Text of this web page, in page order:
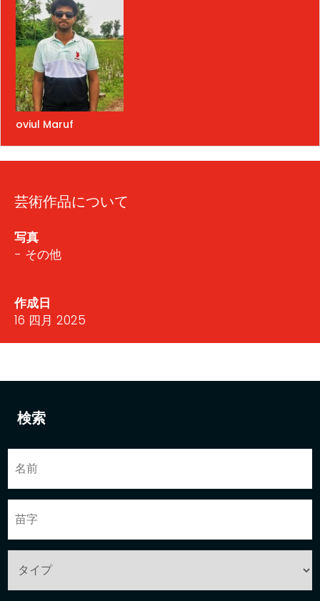
検索
oviul Maruf
芸術作品について
写真
- その他
作成日
16 四月 2025